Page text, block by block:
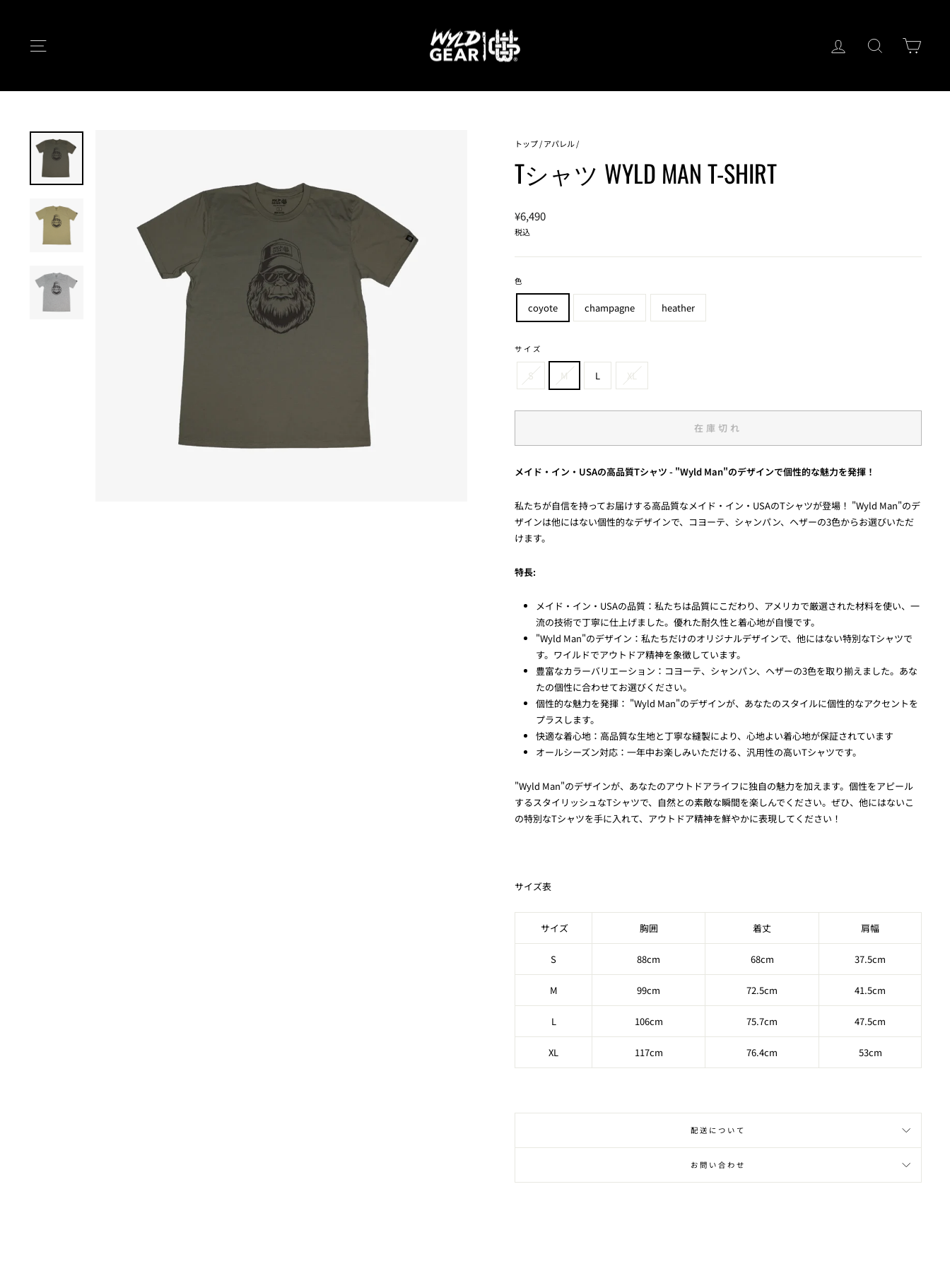
ログイン キーワード検
トップ/アパレル/
Tシャツ WYLD MAN T-SHIRT
通
常
¥6,490
税込
色
coyote champagne heather
サイズ
S M L XL
在庫切れ
メイド・イン・USAの高品質Tシャツ - "Wyld Man"のデザインで個性的な魅力を発揮！
私たちが自信を持ってお届けする高品質なメイド・イン・USAのTシャツが登場！ "Wyld Man"のデ
ザインは他にはない個性的なデザインで、コヨーテ、シャンパン、ヘザーの3色からお選びいただ
けます。
特長:
メイド・イン・USAの品質：私たちは品質にこだわり、アメリカで厳選された材料を使い、一
流の技術で丁寧に仕上げました。優れた耐久性と着心地が自慢です。
"Wyld Man"のデザイン：私たちだけのオリジナルデザインで、他にはない特別なTシャツで
す。ワイルドでアウトドア精神を象徴しています。
豊富なカラーバリエーション：コヨーテ、シャンパン、ヘザーの3色を取り揃えました。あな
たの個性に合わせてお選びください。
個性的な魅力を発揮： "Wyld Man"のデザインが、あなたのスタイルに個性的なアクセントを
プラスします。
快適な着心地：高品質な生地と丁寧な縫製により、心地よい着心地が保証されています
オールシーズン対応：一年中お楽しみいただける、汎用性の高いTシャツです。
"Wyld Man"のデザインが、あなたのアウトドアライフに独自の魅力を加えます。個性をアピール
するスタイリッシュなTシャツで、自然との素敵な瞬間を楽しんでください。ぜひ、他にはないこ
の特別なTシャツを手に入れて、アウトドア精神を鮮やかに表現してください！
サイズ表
サイズ 胸囲 着丈 肩幅
S 88cm 68cm 37.5cm
M 99cm 72.5cm 41.5cm
L 106cm 75.7cm 47.5cm
XL 117cm 76.4cm 53cm
配送について
お問い合わせ